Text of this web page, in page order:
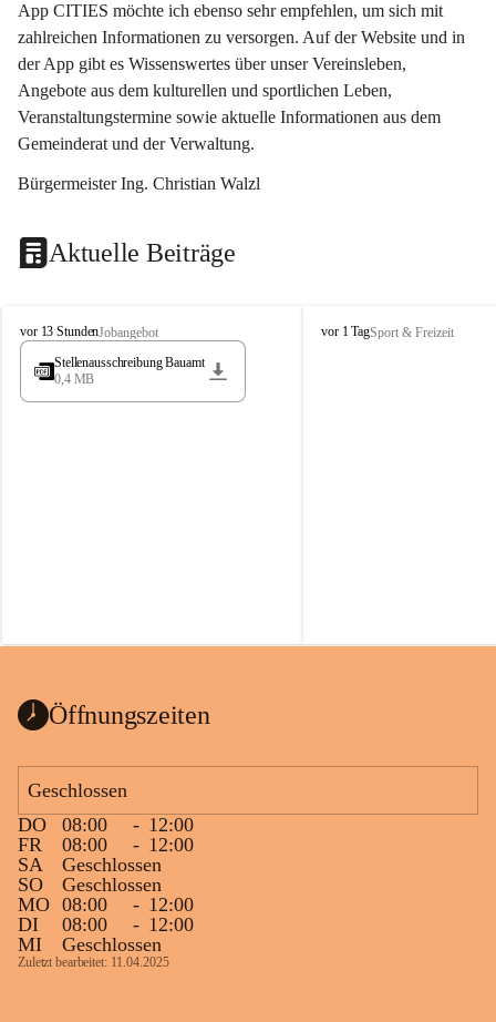
App CITIES möchte ich ebenso sehr empfehlen, um sich mit
zahlreichen Informationen zu versorgen. Auf der Website und in
der App gibt es Wissenswertes über unser Vereinsleben,
Angebote aus dem kulturellen und sportlichen Leben,
Veranstaltungstermine sowie aktuelle Informationen aus dem
Gemeinderat und der Verwaltung.
Bürgermeister Ing. Christian Walzl
Aktuelle Beiträge
S
t
s
vor 13 StundenJobangebot
Stellenausschreibung Bauamt
0,4 MB
S
vor 1 TagSport & Freizeit
Öffnungszeiten
Geschlossen
DO
08:00 - 12:00
FR
08:00 - 12:00
SA
Geschlossen
SO
Geschlossen
MO 08:00 - 12:00
DI
08:00 - 12:00
MI
Geschlossen
Zuletzt bearbeitet: 11.04.2025